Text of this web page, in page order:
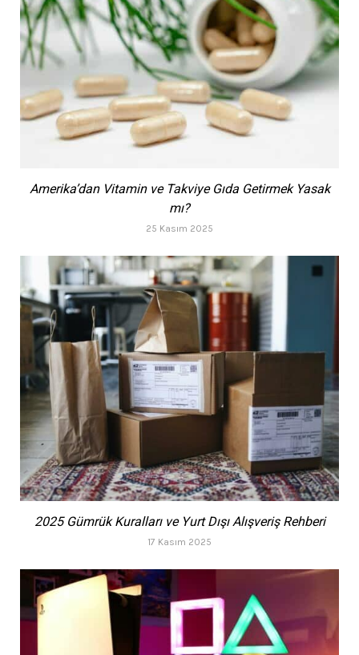
Amerika’dan Vitamin ve Takviye Gıda Getirmek Yasak
mı?
25 Kasım 2025
2025 Gümrük Kuralları ve Yurt Dışı Alışveriş Rehberi
17 Kasım 2025